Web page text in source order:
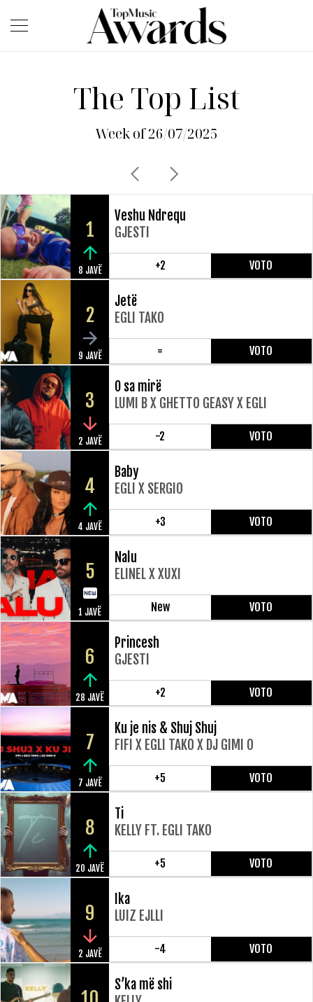
The Top List
Week of 26/07/2025
1
8 JAVË
Veshu Ndrequ
GJESTI
+2 VOTO
2
9 JAVË
Jetë
EGLI TAKO
= VOTO
3
2 JAVË
O sa mirë
LUMI B X GHETTO GEASY X EGLI
-2 VOTO
4
4 JAVË
Baby
EGLI X SERGIO
+3 VOTO
5
1 JAVË
Nalu
ELINEL X XUXI
New VOTO
6
28 JAVË
Princesh
GJESTI
+2 VOTO
7
7 JAVË
Ku je nis & Shuj Shuj
FIFI X EGLI TAKO X DJ GIMI O
+5 VOTO
8
20 JAVË
Ti
KELLY FT. EGLI TAKO
+5 VOTO
9
2 JAVË
Ika
LUIZ EJLLI
-4 VOTO
S’ka më shi